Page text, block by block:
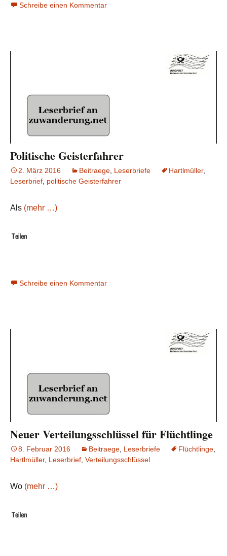
Schreibe einen Kommentar
Politische Geisterfahrer
2. März 2016 Beitraege Leserbriefe Hartlmüller,
Leserbrief politische Geisterfahrer
Als (mehr …)
Schreibe einen Kommentar
Neuer Verteilungsschlüssel für Flüchtlinge
8. Februar 2016 Beitraege Leserbriefe Flüchtlinge
Hartlmüller, Leserbrief Verteilungsschlüssel
Wo (mehr …)